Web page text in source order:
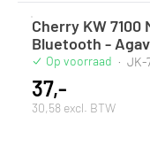
Cherry KW 7100
Bluetooth -
Op voorraad · JK-
37,-
30,58 excl. BTW